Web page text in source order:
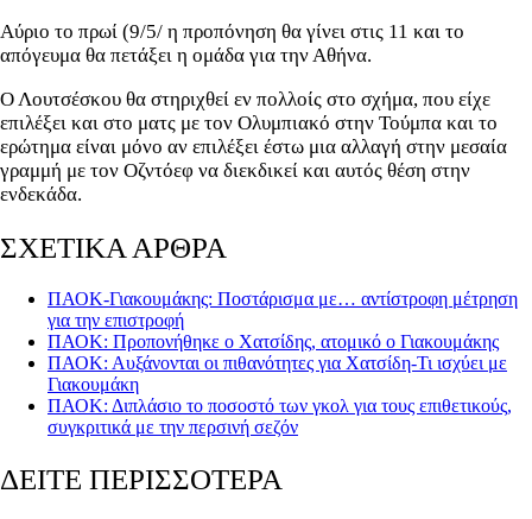
Αύριο το πρωί (9/5/ η προπόνηση θα γίνει στις 11 και το
απόγευμα θα πετάξει η ομάδα για την Αθήνα.
Ο Λουτσέσκου θα στηριχθεί εν πολλοίς στο σχήμα, που είχε
επιλέξει και στο ματς με τον Ολυμπιακό στην Τούμπα και το
ερώτημα είναι μόνο αν επιλέξει έστω μια αλλαγή στην μεσαία
γραμμή με τον Οζντόεφ να διεκδικεί και αυτός θέση στην
ενδεκάδα.
ΣΧΕΤΙΚΑ ΑΡΘΡΑ
ΠΑΟΚ-Γιακουμάκης: Ποστάρισμα με… αντίστροφη μέτρηση
για την επιστροφή
ΠΑΟΚ: Προπονήθηκε ο Χατσίδης, ατομικό ο Γιακουμάκης
ΠΑΟΚ: Αυξάνονται οι πιθανότητες για Χατσίδη-Τι ισχύει με
Γιακουμάκη
ΠΑΟΚ: Διπλάσιο το ποσοστό των γκολ για τους επιθετικούς,
συγκριτικά με την περσινή σεζόν
ΔΕΙΤΕ ΠΕΡΙΣΣΟΤΕΡΑ